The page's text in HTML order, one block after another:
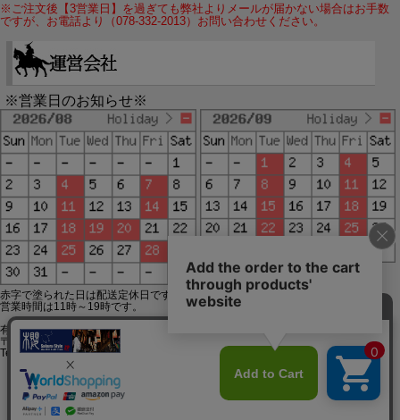
※ご注文後【3営業日】を過ぎても弊社よりメールが届かない場合はお手数
ですが、お電話より（078-332-2013）お問い合わせください。
※営業日のお知らせ※
赤字で塗られた日は配送定休日です。
営業時間は11時～19時です。
有限会社ジップジップ SakuraStyle通販事業部
〒650-0021 神戸市中央区三宮町3-9-19イトウビル1,4F
Tel:078-332-2013 FAX:078-333-6644
SSL/TLSとは?